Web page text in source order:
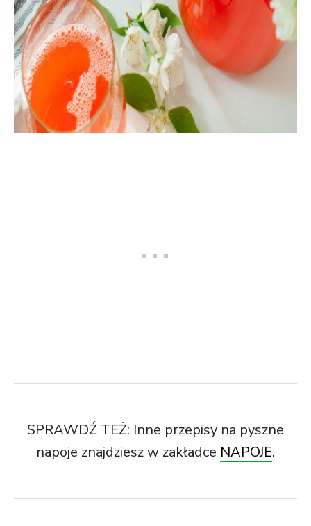
SPRAWDŹ TEŻ: Inne przepisy na pyszne
napoje znajdziesz w zakładce NAPOJE.